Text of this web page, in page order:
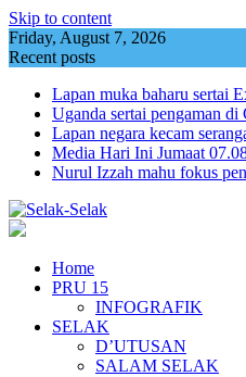
Skip to content
Friday, August 7, 2026
Recent posts
Lapan muka baharu sertai
Uganda sertai pengaman di
Lapan negara kecam
Media Hari Ini Jumaat
Nurul Izzah mahu fokus
Home
PRU 15
INFOGRAFIK
SELAK
D’UTUSAN
SALAM SELAK